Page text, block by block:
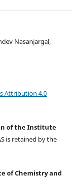
Nasanjargal,
Attribution 4.0
of the Institute
S is retained by the
of Chemistry and